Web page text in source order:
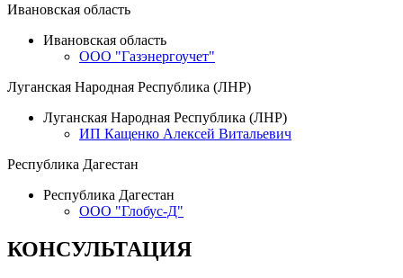
Ивановская область
Ивановская область
ООО "Газэнергоучет"
Луганская Народная Республика (ЛНР)
Луганская Народная Республика (ЛНР)
ИП Кащенко Алексей Витальевич
Республика Дагестан
Республика Дагестан
ООО "Глобус-Д"
КОНСУЛЬТАЦИЯ